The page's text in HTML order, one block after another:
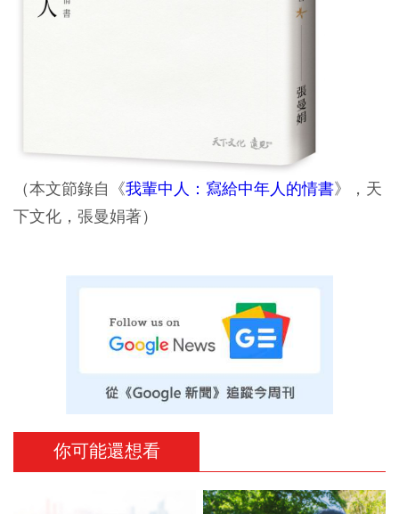
（本文節錄自《我輩中人：寫給中年人的情書》，天
下文化，張曼娟著）
你可能還想看